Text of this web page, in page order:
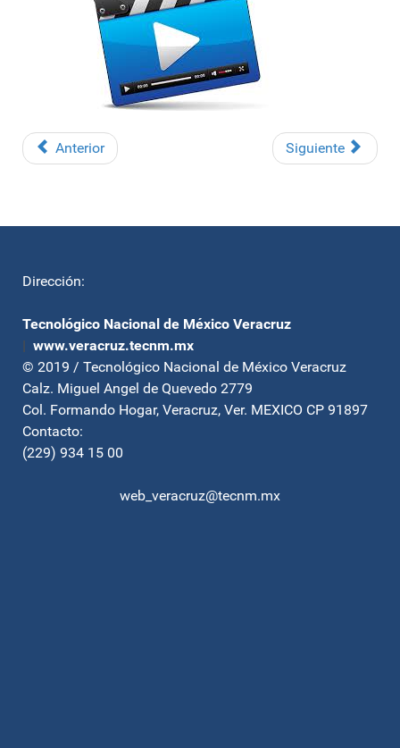
Anterior Siguiente
Dirección:
Tecnológico Nacional de México Veracruz
| www.veracruz.tecnm.mx
© 2019 / Tecnológico Nacional de México Veracruz
Calz. Miguel Angel de Quevedo 2779
Col. Formando Hogar, Veracruz, Ver. MEXICO CP 91897
Contacto:
(229) 934 15 00
web_veracruz@tecnm.mx